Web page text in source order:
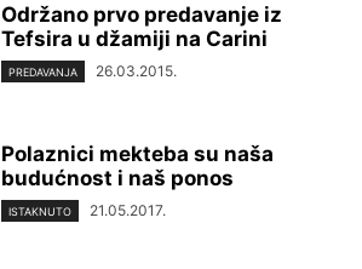
Održano prvo predavanje iz
Tefsira u džamiji na Carini
PREDAVANJA 26.03.2015.
Polaznici mekteba su naša
budućnost i naš ponos
ISTAKNUTO 21.05.2017.